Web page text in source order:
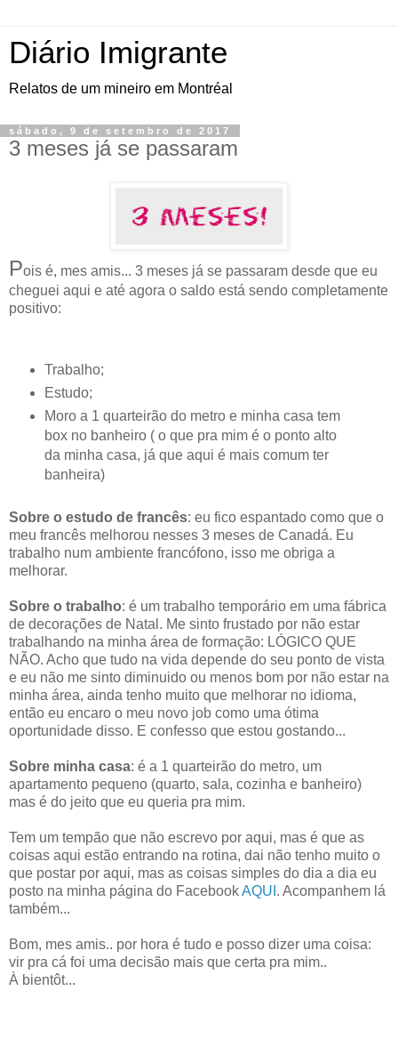
Diário Imigrante
Relatos de um mineiro em Montréal
sábado, 9 de setembro de 2017
3 meses já se passaram
Pois é, mes amis... 3 meses já se passaram desde que eu
cheguei aqui e até agora o saldo está sendo completamente
positivo:
Trabalho;
Estudo;
Moro a 1 quarteirão do metro e minha casa tem
box no banheiro ( o que pra mim é o ponto alto
da minha casa, já que aqui é mais comum ter
banheira)
Sobre o estudo de francês: eu fico espantado como que o
meu francês melhorou nesses 3 meses de Canadá. Eu
trabalho num ambiente francófono, isso me obriga a
melhorar.
Sobre o trabalho: é um trabalho temporário em uma fábrica
de decorações de Natal. Me sinto frustado por não estar
trabalhando na minha área de formação: LÓGICO QUE
NÃO. Acho que tudo na vida depende do seu ponto de vista
e eu não me sinto diminuido ou menos bom por não estar na
minha área, ainda tenho muito que melhorar no idioma,
então eu encaro o meu novo job como uma ótima
oportunidade disso. E confesso que estou gostando...
Sobre minha casa: é a 1 quarteirão do metro, um
apartamento pequeno (quarto, sala, cozinha e banheiro)
mas é do jeito que eu queria pra mim.
Tem um tempão que não escrevo por aqui, mas é que as
coisas aqui estão entrando na rotina, dai não tenho muito o
que postar por aqui, mas as coisas simples do dia a dia eu
posto na minha página do FacebookAQUI . Acompanhem lá
também...
Bom, mes amis.. por hora é tudo e posso dizer uma coisa:
vir pra cá foi uma decisão mais que certa pra mim..
À bientôt...